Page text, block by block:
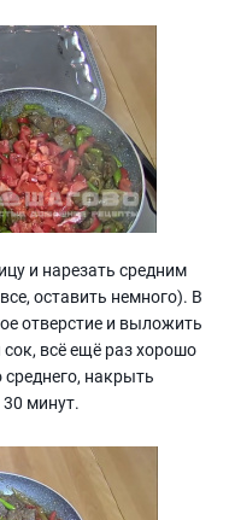
и нарезать средним
оставить немного). В
отверстие и выложить
всё ещё раз хорошо
накрыть
минут.